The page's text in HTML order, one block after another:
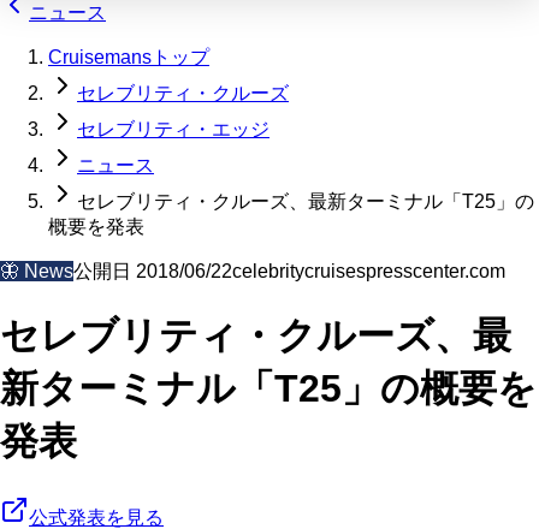
ニュース
Cruisemansトップ
セレブリティ・クルーズ
セレブリティ・エッジ
ニュース
セレブリティ・クルーズ、最新ターミナル「T25」の
概要を発表
🦋 News公開日 2018/06/22celebritycruisespresscenter.com
セレブリティ・クルーズ、最
新ターミナル「T25」の概要を
発表
公式発表を見る